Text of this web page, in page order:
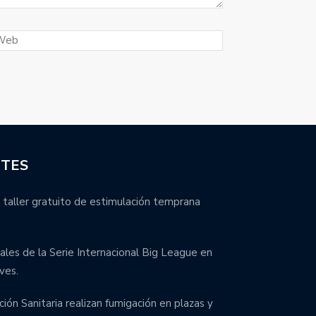
taller gratuito de estimulación temprana
de la Serie Internacional Big League en
Sanitaria realizan fumigación en plazas y